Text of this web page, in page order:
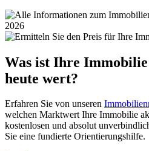
Was ist Ihre
heute wert?
Erfahren Sie von unseren
welchen Marktwert Ihre Immobilie
kostenlosen und absolut
Sie eine fundierte Orientierungshilfe.